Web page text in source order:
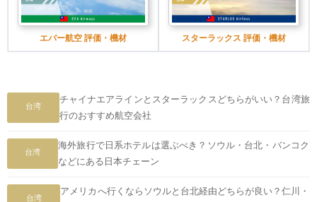
エバー航空 評価・機材 スターラックス 評価・機材
台湾
チャイナエアラインとスターラックスどちらがいい？台湾旅
行のおすすめ航空会社
台湾
海外旅行で日系ホテルは選ぶべき？ソウル・台北・バンコク
などにある日本チェーン
台湾
アメリカへ行くならソウルと台北経由どちらが良い？仁川・